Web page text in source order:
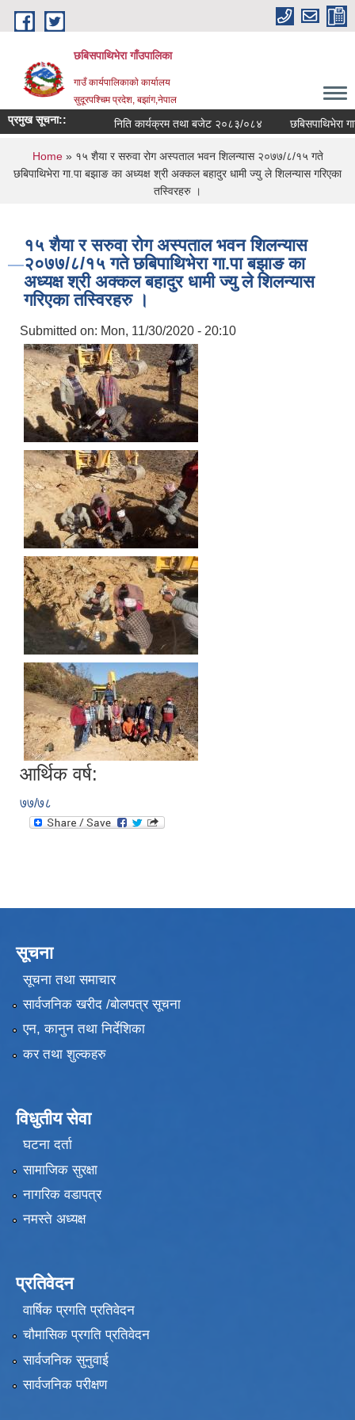
Skip to main content
छबिसपाथिभेरा गाँउपालिका
गाउँ कार्यपालिकाकाे कार्यालय
सुदूरपश्चिम प्रदेश, बझांग,नेपाल
प्रमुख सूचना:: निति कार्यक्रम तथा बजेट २०८३/०८४ छबिसपाथिभेरा
You are here
Home» १५ शैया र सरुवा रोग अस्पताल भवन शिलन्यास २०७७/८/१५ गते
छबिपाथिभेरा गा.पा बझाङ का अध्यक्ष श्री अक्कल बहादुर धामी ज्यु ले शिलन्यास गरिएका
तस्विरहरु ।
१५ शैया र सरुवा रोग अस्पताल भवन शिलन्यास
२०७७/८/१५ गते छबिपाथिभेरा गा.पा बझाङ का
अध्यक्ष श्री अक्कल बहादुर धामी ज्यु ले शिलन्यास
गरिएका तस्विरहरु ।
Submitted on: Mon, 11/30/2020 - 20:10
आर्थिक वर्ष:
७७/७८
सूचना
सूचना तथा समाचार
सार्वजनिक खरीद /बोलपत्र सूचना
एन, कानुन तथा निर्देशिका
कर तथा शुल्कहरु
विधुतीय सेवा
घटना दर्ता
सामाजिक सुरक्षा
नागरिक वडापत्र
नमस्ते अध्यक्ष
प्रतिवेदन
वार्षिक प्रगति प्रतिवेदन
चौमासिक प्रगति प्रतिवेदन
सार्वजनिक सुनुवाई
सार्वजनिक परीक्षण